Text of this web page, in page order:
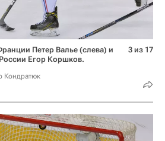
Петер Валье (слева) и
Егор Коршков.
Кондратюк
3 из 17